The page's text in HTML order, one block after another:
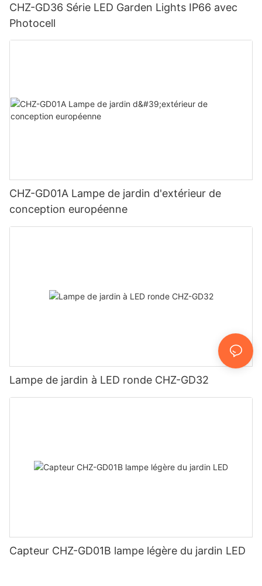
CHZ-GD36 Série LED Garden Lights IP66 avec
Photocell
CHZ-GD01A Lampe de jardin d'extérieur de
conception européenne
Lampe de jardin à LED ronde CHZ-GD32
Capteur CHZ-GD01B lampe légère du jardin LED